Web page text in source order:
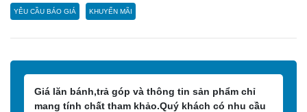
YÊU CẦU BÁO GIÁ KHUYẾN MÃI
Giá lăn bánh,trả góp và thông tin sản phẩm chỉ
mang tính chất tham khảo.Quý khách có nhu cầu